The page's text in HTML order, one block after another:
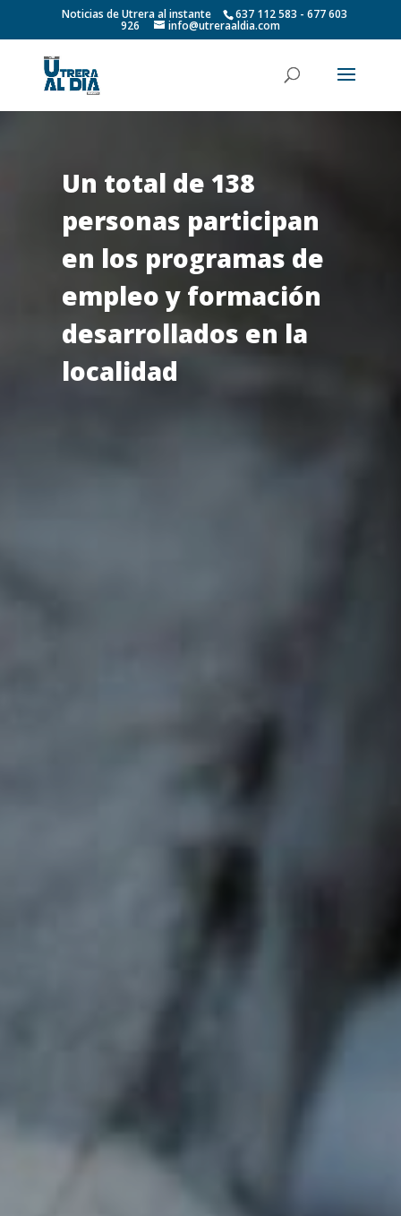
Noticias de Utrera al instante 637 112 583 - 677 603
926 info@utreraaldia.com
Un total de 138
personas participan
en los programas de
empleo y formación
desarrollados en la
localidad